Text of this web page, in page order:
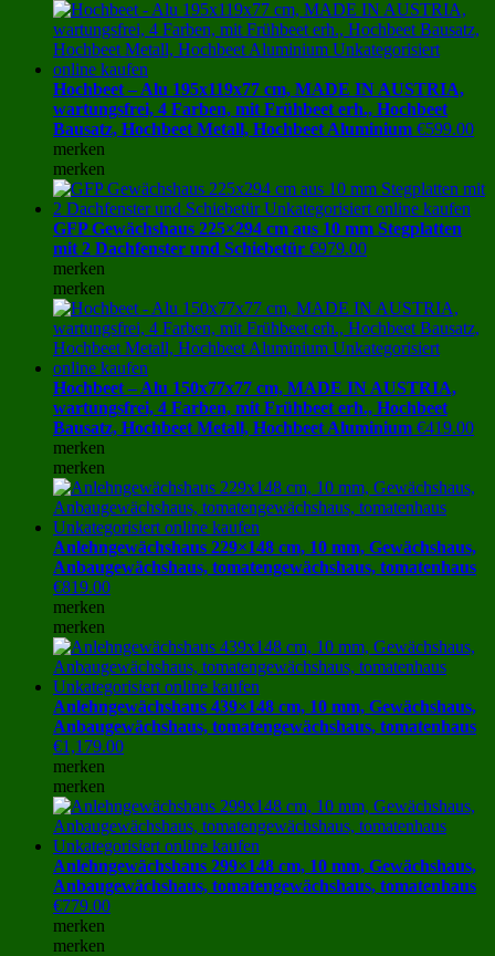
Hochbeet – Alu 195x119x77 cm, MADE IN AUSTRIA,
wartungsfrei, 4 Farben, mit Frühbeet erh., Hochbeet
Bausatz, Hochbeet Metall, Hochbeet Aluminium €599.00
merken
merken
GFP Gewächshaus 225×294 cm aus 10 mm Stegplatten
mit 2 Dachfenster und Schiebetür €979.00
merken
merken
Hochbeet – Alu 150x77x77 cm, MADE IN AUSTRIA,
wartungsfrei, 4 Farben, mit Frühbeet erh., Hochbeet
Bausatz, Hochbeet Metall, Hochbeet Aluminium €419.00
merken
merken
Anlehngewächshaus 229×148 cm, 10 mm, Gewächshaus,
Anbaugewächshaus, tomatengewächshaus, tomatenhaus
€819.00
merken
merken
Anlehngewächshaus 439×148 cm, 10 mm, Gewächshaus,
Anbaugewächshaus, tomatengewächshaus, tomatenhaus
€1,179.00
merken
merken
Anlehngewächshaus 299×148 cm, 10 mm, Gewächshaus,
Anbaugewächshaus, tomatengewächshaus, tomatenhaus
€779.00
merken
merken